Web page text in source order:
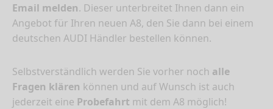
Email melden. Dieser unterbreitet Ihnen dann ein
Angebot für Ihren neuen A8, den Sie dann bei einem
deutschen AUDI Händler bestellen können.
Selbstverständlich werden Sie vorher noch alle
Fragen klären können und auf Wunsch ist auch
jederzeit eine Probefahrt mit dem A8 möglich!